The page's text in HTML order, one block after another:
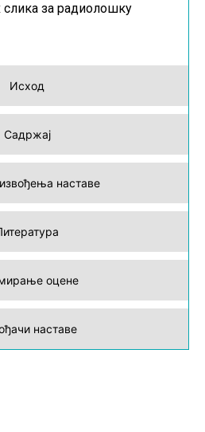
Исход
Садржај
наставе
оцене
наставе
за радиолошку